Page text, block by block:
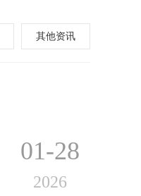
其他资讯
01-28
2026